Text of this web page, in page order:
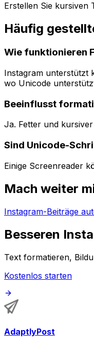
Erstellen Sie kursiven
Häufig
Wie funktionieren
Instagram unterstützt
wo Unicode
Beeinflusst
Ja. Fetter und
Sind Unicode-
Einige Screenreader
Mach weiter
Instagram-Beiträge
Besseren
Text formatieren,
Kostenlos starten
AdaptlyPost